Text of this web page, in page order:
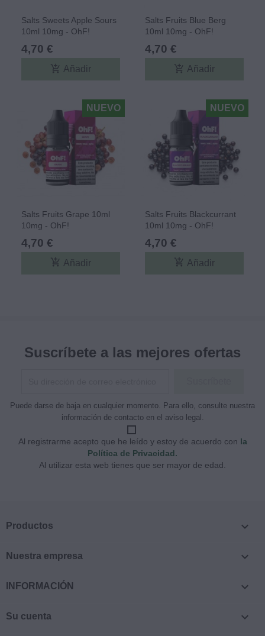
Salts Sweets Apple Sours
10ml 10mg - OhF!
4,70 €
add_shopping_cart Añadir
Salts Fruits Blue Berg
10ml 10mg - OhF!
4,70 €
add_shopping_cart Añadir
Salts Fruits Grape 10ml
10mg - OhF!
4,70 €
add_shopping_cart Añadir
NUEVO
Salts Fruits Blackcurrant
10ml 10mg - OhF!
4,70 €
add_shopping_cart Añadir
NUEVO
Suscríbete a las mejores ofertas
Puede darse de baja en cualquier momento. Para ello, consulte nuestra
información de contacto en el aviso legal.
Al registrarme acepto que he leído y estoy de acuerdo con la
Política de Privacidad.
Al utilizar esta web tienes que ser mayor de edad.
Productos 
Nuestra empresa 
INFORMACIÓN 
Su cuenta 